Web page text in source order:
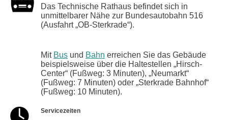
Das Technische Rathaus befindet sich in
unmittelbarer Nähe zur Bundesautobahn 516
(Ausfahrt „OB-Sterkrade“).
Mit Bus und Bahn erreichen Sie das Gebäude
beispielsweise über die Haltestellen „Hirsch-
Center“ (Fußweg: 3 Minuten), „Neumarkt“
(Fußweg: 7 Minuten) oder „Sterkrade Bahnhof“
(Fußweg: 10 Minuten).
Servicezeiten